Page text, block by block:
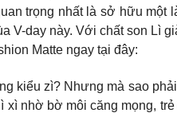
trọng nhất là sở hữu một
V-day này. Với chất son Lì
Matte ngay tại đây:
kiểu zì? Nhưng mà sao
nhờ bờ môi căng mọng,